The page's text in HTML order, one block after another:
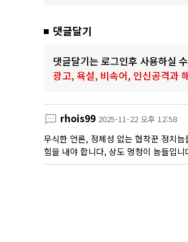
댓글달기
댓글달기는 로그인후 사용하실
광고, 욕설, 비속어, 인신공격과
rhois99 2025-11-22 오후 12:58
무식한 언론, 정체성 없는 협착꾼 정치
힘을 내야 합니다, 상도 멍청이 놈들입니